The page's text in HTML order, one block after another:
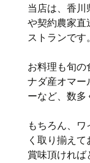
当店は、香川
や契約農家直
ストランです。
お料理も旬の
ナダ産オマー
ーなど、数多
もちろん、
く取り揃え
賞味頂ければ